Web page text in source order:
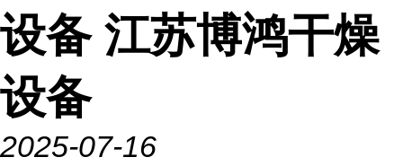
设备 江苏博鸿干燥
设备
2025-07-16